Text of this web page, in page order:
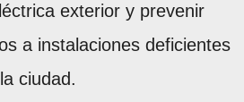
exterior y prevenir
a instalaciones deficientes
ciudad.